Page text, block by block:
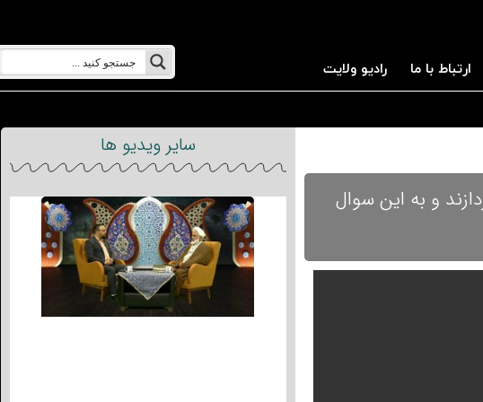
ارتباط با ما رادیو ولایت
و به این سوال
سایر ویدیو ها